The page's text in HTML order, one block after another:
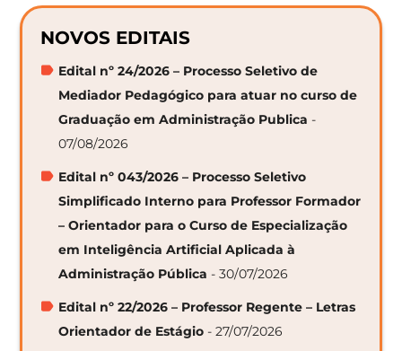
NOVOS EDITAIS
Edital nº 24/2026 – Processo Seletivo de
Mediador Pedagógico para atuar no curso de
Graduação em Administração Publica -
07/08/2026
Edital nº 043/2026 – Processo Seletivo
Simplificado Interno para Professor Formador
– Orientador para o Curso de Especialização
em Inteligência Artificial Aplicada à
Administração Pública - 30/07/2026
Edital nº 22/2026 – Professor Regente – Letras
Orientador de Estágio - 27/07/2026